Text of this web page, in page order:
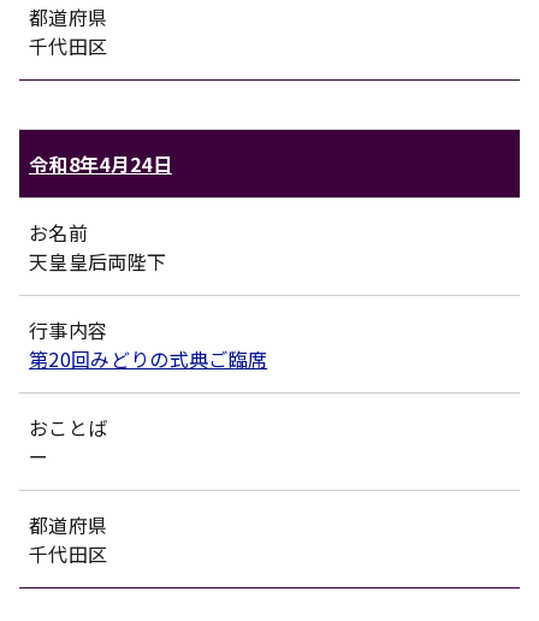
都道府県
千代田区
令和8年4月24日
お名前
天皇皇后両陛下
行事内容
第20回みどりの式典ご臨席
おことば
ー
都道府県
千代田区